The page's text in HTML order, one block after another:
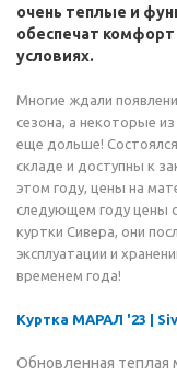
очень теплые и
обеспечат
условиях.
Многие ждали
сезона, а некоторые
еще дольше!
складе и доступны к
этом году, цены на
следующем году цены
куртки Сивера, они
эксплуатации и
временем года!
Куртка МАРАЛ '23 |
Обновленная теплая